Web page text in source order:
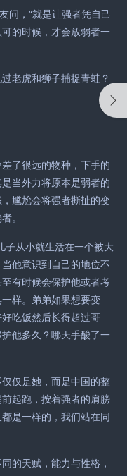
，“就是让强者凭自己
的时候，才会放弱者一
老虎和狮子捕捉青蛙？
了很远的物种，下手的
当外力将原本是弱者的
尴尬会将强者撕扯的变
。
从小就生活在一个被大
他意识到自己的地位不
有时候会保护他或者考
样。弟弟如果想要变
吃饭然后长得超过哥
他多久？哪天手酸了一
仅是她，而是中国的整
起跑，按着强者的肩膀
是一样的，我们站在同
天赋，能力与性格，